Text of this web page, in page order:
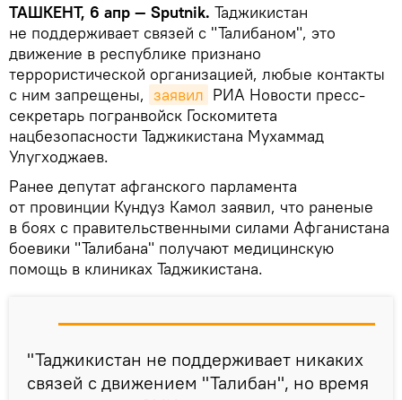
ТАШКЕНТ, 6 апр — Sputnik. Таджикистан
не поддерживает связей с "Талибаном", это
движение в республике признано
террористической организацией, любые контакты
с ним запрещены, заявил РИА Новости пресс-
секретарь погранвойск Госкомитета
нацбезопасности Таджикистана Мухаммад
Улугходжаев.
Ранее депутат афганского парламента
от провинции Кундуз Камол заявил, что раненые
в боях с правительственными силами Афганистана
боевики "Талибана" получают медицинскую
помощь в клиниках Таджикистана.
"Таджикистан не поддерживает никаких
связей с движением "Талибан", но время